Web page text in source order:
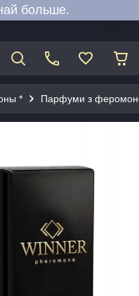
больше.
* Парфуми з